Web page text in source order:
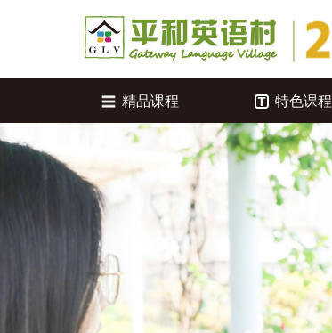
精品课程 特色课程